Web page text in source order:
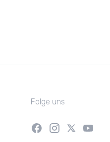
Folge uns